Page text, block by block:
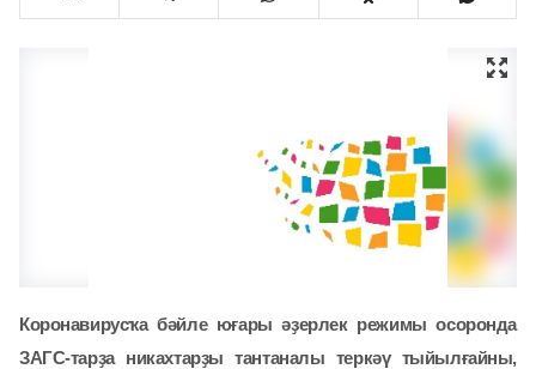
Коронавирусҡа бәйле юғары әҙерлек режимы осоронда
ЗАГС-тарҙа никахтарҙы тантаналы теркәү тыйылғайны,